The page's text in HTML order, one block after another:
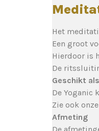
Het
Een groot
Hierdoor is
De
Geschikt
De Yoganic
Zie ook
Afmeting